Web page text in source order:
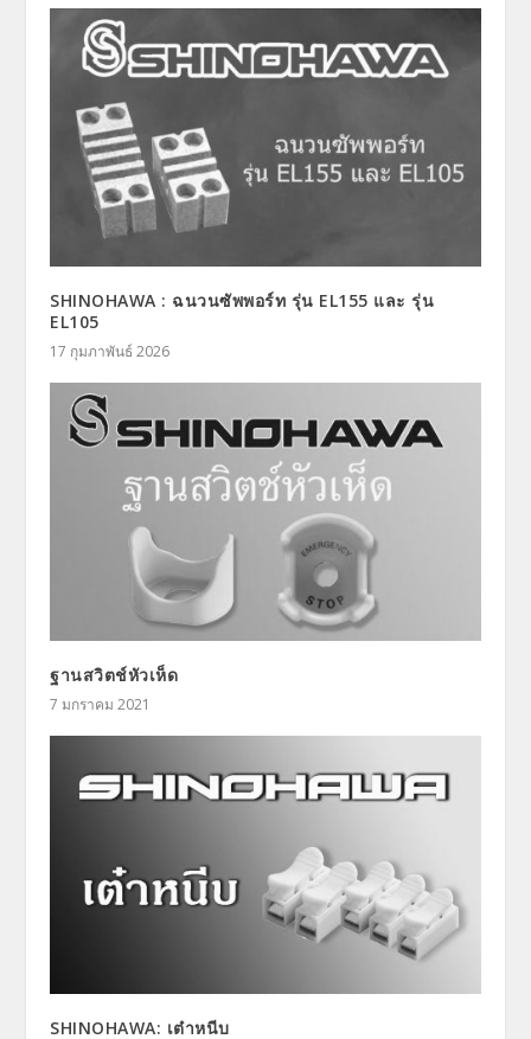
SHINOHAWA : ฉนวนซัพพอร์ท รุ่น EL155 และ รุ่น
EL105
17 กุมภาพันธ์ 2026
ฐานสวิตช์หัวเห็ด
7 มกราคม 2021
SHINOHAWA: เต๋าหนีบ